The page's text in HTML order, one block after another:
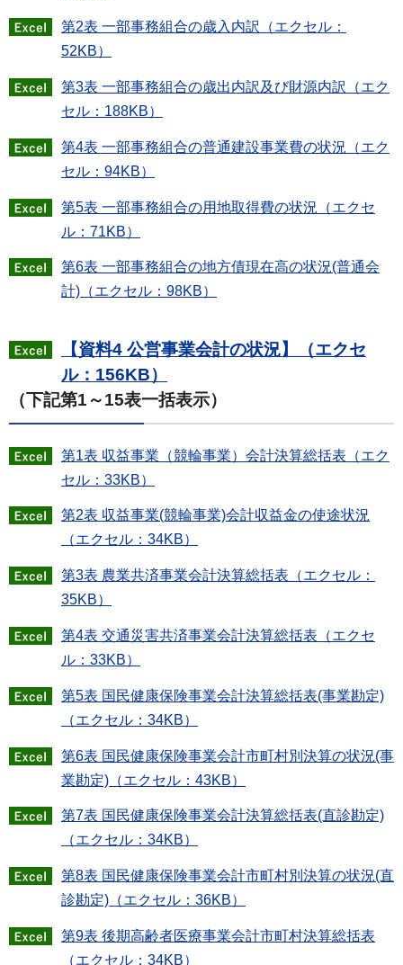
第2表 一部事務組合の歳入内訳（エクセル：
52KB）
第3表 一部事務組合の歳出内訳及び財源内訳（エク
セル：188KB）
第4表 一部事務組合の普通建設事業費の状況（エク
セル：94KB）
第5表 一部事務組合の用地取得費の状況（エクセ
ル：71KB）
第6表 一部事務組合の地方債現在高の状況(普通会
計)（エクセル：98KB）
【資料4 公営事業会計の状況】（エクセ
ル：156KB）
（下記第1～15表一括表示）
第1表 収益事業（競輪事業）会計決算総括表（エク
セル：33KB）
第2表 収益事業(競輪事業)会計収益金の使途状況
（エクセル：34KB）
第3表 農業共済事業会計決算総括表（エクセル：
35KB）
第4表 交通災害共済事業会計決算総括表（エクセ
ル：33KB）
第5表 国民健康保険事業会計決算総括表(事業勘定)
（エクセル：34KB）
第6表 国民健康保険事業会計市町村別決算の状況(事
業勘定)（エクセル：43KB）
第7表 国民健康保険事業会計決算総括表(直診勘定)
（エクセル：34KB）
第8表 国民健康保険事業会計市町村別決算の状況(直
診勘定)（エクセル：36KB）
第9表 後期高齢者医療事業会計市町村決算総括表
（エクセル：34KB）